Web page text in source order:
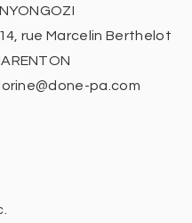
rue Marcelin Berthelot
pa.com